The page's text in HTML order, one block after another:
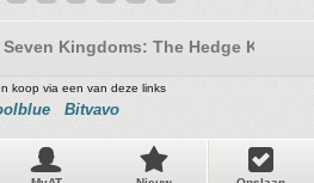
Kingdoms: The Hedge Knight
koop via een van deze links
Bitvavo